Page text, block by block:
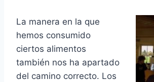
La manera en la que
hemos consumido
ciertos alimentos
también nos ha apartado
del camino correcto. Los